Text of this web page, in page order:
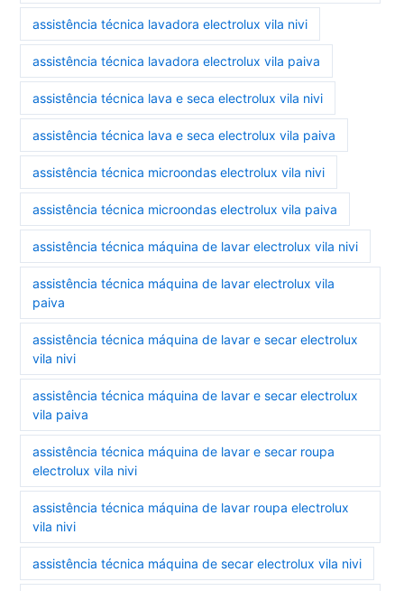
assistência técnica lavadora electrolux vila nivi
assistência técnica lavadora electrolux vila paiva
assistência técnica lava e seca electrolux vila nivi
assistência técnica lava e seca electrolux vila paiva
assistência técnica microondas electrolux vila nivi
assistência técnica microondas electrolux vila paiva
assistência técnica máquina de lavar electrolux vila nivi
assistência técnica máquina de lavar electrolux vila
paiva
assistência técnica máquina de lavar e secar electrolux
vila nivi
assistência técnica máquina de lavar e secar electrolux
vila paiva
assistência técnica máquina de lavar e secar roupa
electrolux vila nivi
assistência técnica máquina de lavar roupa electrolux
vila nivi
assistência técnica máquina de secar electrolux vila nivi